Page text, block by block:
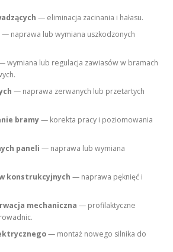
— eliminacja zacinania i hałasu.
— naprawa lub wymiana uszkodzonych
wymiana lub regulacja zawiasów w bramach
— naprawa zerwanych lub przetartych
bramy— korekta pracy i poziomowania
paneli — naprawa lub wymiana
konstrukcyjnych — naprawa pęknięć i
mechaniczna — profilaktyczne
— montaż nowego silnika do